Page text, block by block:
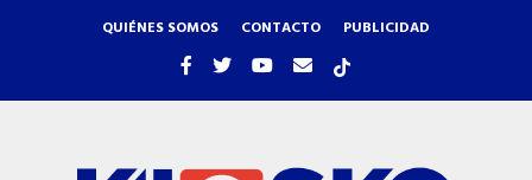
QUIÉNES SOMOS CONTACTO PUBLICIDAD